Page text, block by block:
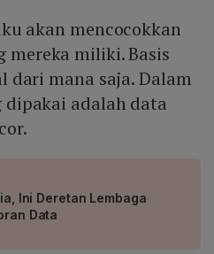
akan mencocokkan
mereka miliki. Basis
dari mana saja. Dalam
dipakai adalah data
Ini Deretan Lembaga
Data